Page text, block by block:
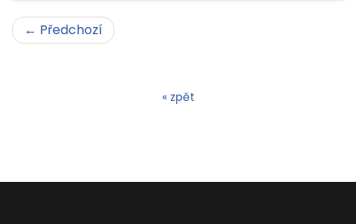
← Předchozí
« zpět